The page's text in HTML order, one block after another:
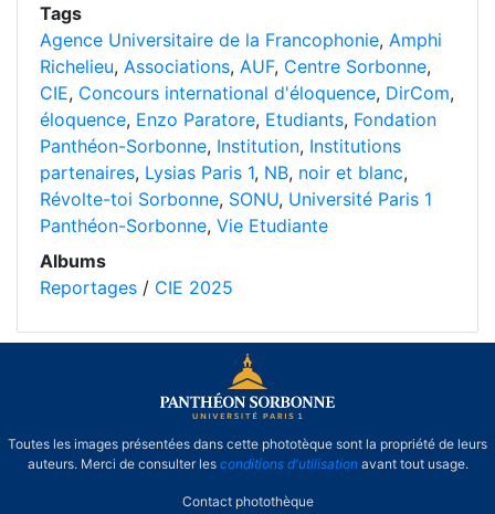
Tags
Agence Universitaire de la Francophonie, Amphi
Richelieu, Associations, AUF, Centre Sorbonne,
CIE, Concours international d'éloquence, DirCom,
éloquence, Enzo Paratore, Etudiants, Fondation
Panthéon-Sorbonne, Institution, Institutions
partenaires, Lysias Paris 1, NB, noir et blanc,
Révolte-toi Sorbonne, SONU, Université Paris 1
Panthéon-Sorbonne, Vie Etudiante
Albums
Reportages / CIE 2025
Toutes les images présentées dans cette phototèque sont la propriété de leurs
auteurs. Merci de consulter les conditions d'utilisationavant tout usage.
Contact photothèque